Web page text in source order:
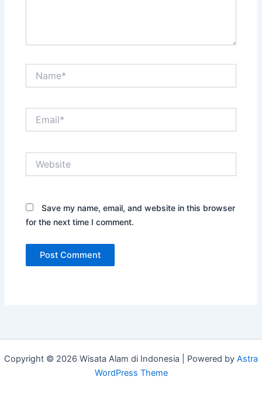
Save my name, email, and website in this browser
for the next time I comment.
Copyright © 2026 Wisata Alam di Indonesia | Powered by Astra
WordPress Theme